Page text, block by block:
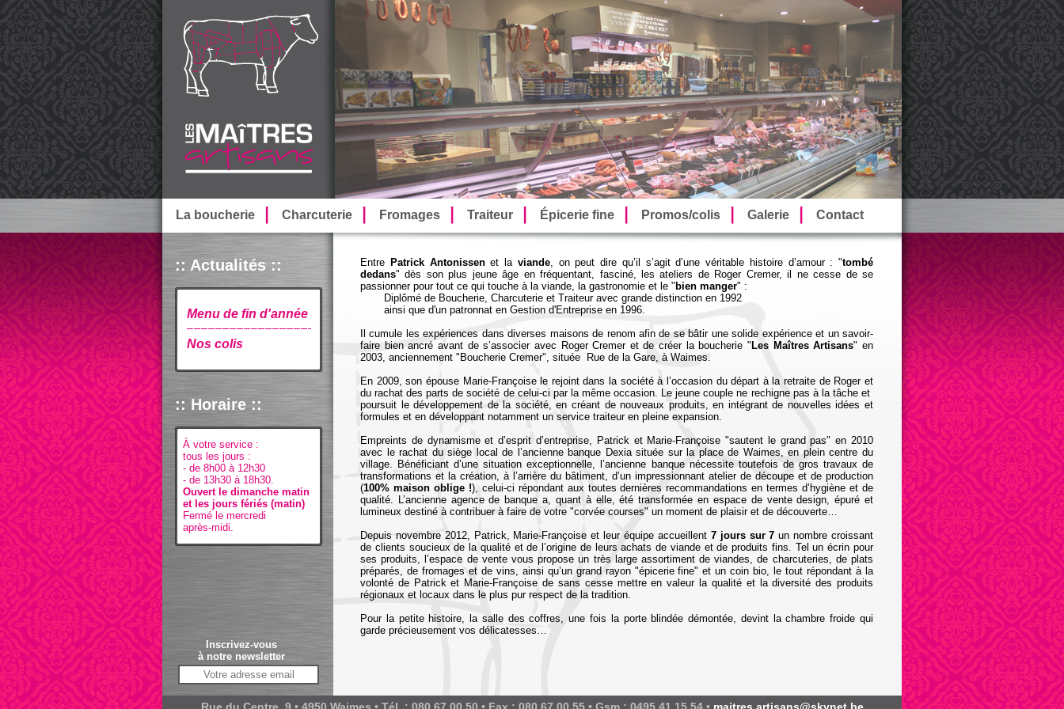
La boucherie Charcuterie Fromages Traiteur Épicerie fine Promos/colis Galerie Contact
Entre Patrick Antonissenet la viande, on peut dire qu’il s’agit d’une véritable histoire d’amour : "tombé
dedans" dès son plus jeune âge en fréquentant, fasciné, les ateliers de Roger Cremer, il ne cesse de se
passionner pour tout ce qui touche à la viande, la gastronomie et le " bien manger" :
Diplômé de Boucherie, Charcuterie et Traiteur avec grande distinction en 1992
ainsi que d'un patronnat en Gestion d'Entreprise en 1996.
Il cumule les expériences dans diverses maisons de renom afin de se bâtir une solide expérience et un savoir-
faire bien ancré avant de s’associer avec Roger Cremer et de créer la boucherie " Les Maîtres Artisans" en
2003, anciennement "Boucherie Cremer", située Rue de la Gare, à Waimes.
En 2009, son épouse Marie-Françoise le rejoint dans la société à l’occasion du départ à la retraite de Roger et
du rachat des parts de société de celui-ci par la même occasion. Le jeune couple ne rechigne pas à la tâche et
poursuit le développement de la société, en créant de nouveaux produits, en intégrant de nouvelles idées et
formules et en développant notamment un service traiteur en pleine expansion.
Empreints de dynamisme et d’esprit d’entreprise, Patrick et Marie-Françoise "sautent le grand pas" en 2010
avec le rachat du siège local de l’ancienne banque Dexia située sur la place de Waimes, en plein centre du
village. Bénéficiant d’une situation exceptionnelle, l’ancienne banque nécessite toutefois de gros travaux de
transformations et la création, à l’arrière du bâtiment, d’un impressionnant atelier de découpe et de production
(100% maison oblige !), celui-ci répondant aux toutes dernières recommandations en termes d’hygiène et de
qualité. L’ancienne agence de banque a, quant à elle, été transformée en espace de vente design, épuré et
lumineux destiné à contribuer à faire de votre "corvée courses" un moment de plaisir et de découverte…
Depuis novembre 2012, Patrick, Marie-Françoise et leur équipe accueillent 7 jours sur 7 un nombre croissant
de clients soucieux de la qualité et de l’origine de leurs achats de viande et de produits fins. Tel un écrin pour
ses produits, l’espace de vente vous propose un très large assortiment de viandes, de charcuteries, de plats
préparés, de fromages et de vins, ainsi qu’un grand rayon "épicerie fine" et un coin bio, le tout répondant à la
volonté de Patrick et Marie-Françoise de sans cesse mettre en valeur la qualité et la diversité des produits
régionaux et locaux dans le plus pur respect de la tradition.
Pour la petite histoire, la salle des coffres, une fois la porte blindée démontée, devint la chambre froide qui
garde précieusement vos délicatesses…
:: Actualités ::
Menu de fin d'année
Nos colis
:: Horaire ::
À votre service :
tous les jours :
- de 8h00 à 12h30
- de 13h30 à 18h30.
Ouvert le dimanche matin
et les jours fériés (matin)
Fermé le mercredi
après-midi.
Inscrivez-vous
à notre newsletter